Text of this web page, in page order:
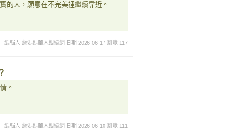
的人，願意在不完美裡繼續靠近。
編輯人 詹媽媽華人姻緣網 日期 2026-06-17 瀏覽 117
。
編輯人 詹媽媽華人姻緣網 日期 2026-06-10 瀏覽 111